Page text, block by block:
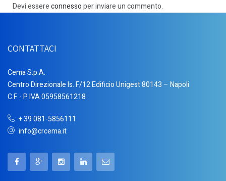
Devi essereconnessoper inviare un commento.
CONTATTACI
Cema S.p.A.
Centro Direzionale Is. F/12 Edificio Unigest 80143 – Napoli
C.F. - P. IVA 05958561218
+ 39 081-5856111
info@crcema.it